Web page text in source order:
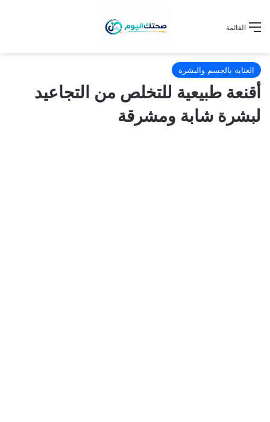
القائمة
العناية بالجسم والبشرة
أقنعة طبيعية للتخلص من التجاعيد
لبشرة شابة ومشرقة